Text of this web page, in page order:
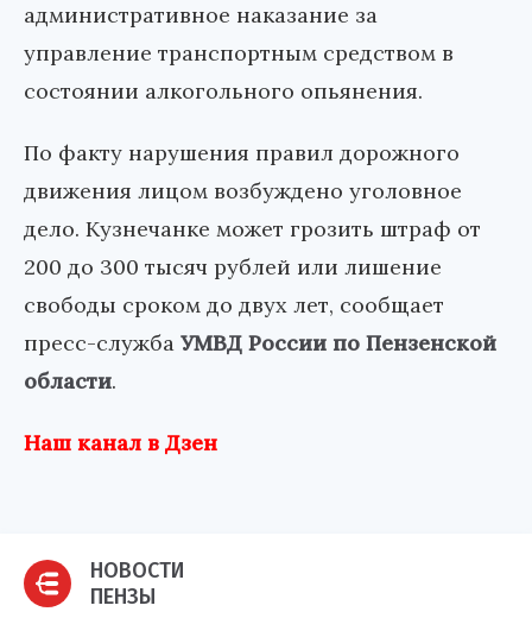
административное наказание за
управление транспортным средством в
состоянии алкогольного опьянения.
По факту нарушения правил дорожного
движения лицом возбуждено уголовное
дело. Кузнечанке может грозить штраф от
200 до 300 тысяч рублей или лишение
свободы сроком до двух лет, сообщает
пресс-служба УМВД России по Пензенской
области.
Наш канал в Дзен
НОВОСТИ
ПЕНЗЫ